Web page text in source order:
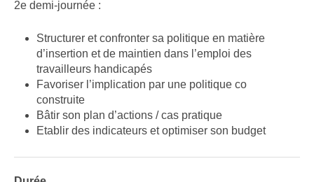
2e demi-journée :
Structurer et confronter sa politique en matière
d’insertion et de maintien dans l’emploi des
travailleurs handicapés
Favoriser l’implication par une politique co
construite
Bâtir son plan d’actions / cas pratique
Etablir des indicateurs et optimiser son budget